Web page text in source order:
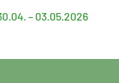
– 03.05.2026